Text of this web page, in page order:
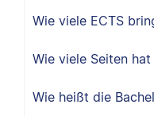
Wie viele ECTS
Wie viele Seiten
Wie heißt die